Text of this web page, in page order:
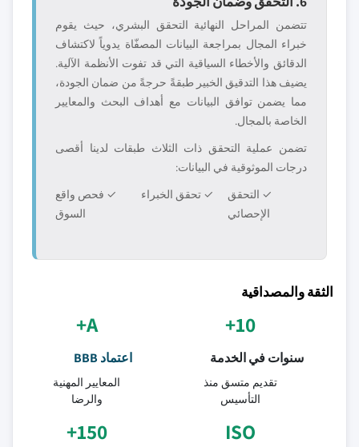
تتضمن المراحل النهائية التحقق البشري، حيث يقوم
خبراء المجال بمراجعة البيانات المصفّاة يدوياً لاكتشاف
الدقائق والأخطاء السياقية التي قد تفوت الأنظمة الآلية.
يضيف هذا التدقيق الخبير طبقةً حرجةً من ضمان الجودة،
مما يضمن توافق البيانات مع أهداف البحث والمعايير
الخاصة بالمجال.
تضمن عملية التحقق ذات الثلاث طبقات لدينا أقصى
درجات الموثوقية في البيانات:
✓ التحقق
الإحصائي
✓ تحقق الخبراء
✓ فحص واقع
السوق
الثقة والمصداقية
10+
سنوات في الخدمة
تقديم متسق منذ
التأسيس
A+
اعتماد BBB
المعايير المهنية
والرضا
ISO
150+